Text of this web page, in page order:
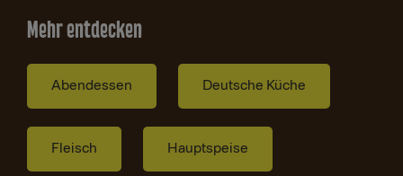
Mehr entdecken
Abendessen Deutsche Küche
Fleisch Hauptspeise